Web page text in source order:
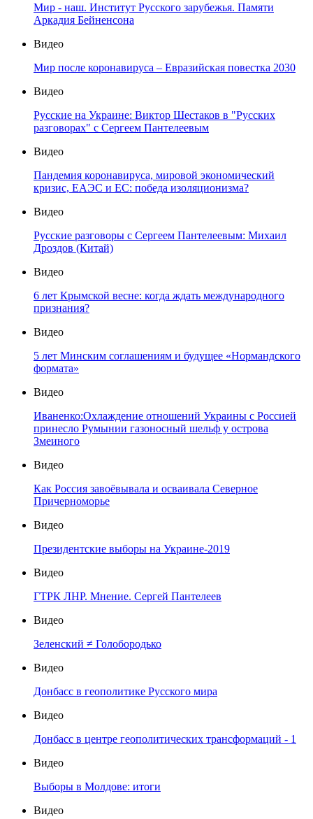
Мир - наш. Институт Русского зарубежья. Памяти
Аркадия Бейненсона
Видео
Мир после коронавируса – Евразийская повестка 2030
Видео
Русские на Украине: Виктор Шестаков в "Русских
разговорах" с Сергеем Пантелеевым
Видео
Пандемия коронавируса, мировой экономический
кризис, ЕАЭС и ЕС: победа изоляционизма?
Видео
Русские разговоры с Сергеем Пантелеевым: Михаил
Дроздов (Китай)
Видео
6 лет Крымской весне: когда ждать международного
признания?
Видео
5 лет Минским соглашениям и будущее «Нормандского
формата»
Видео
Иваненко:Охлаждение отношений Украины с Россией
принесло Румынии газоносный шельф у острова
Змеиного
Видео
Как Россия завоёвывала и осваивала Северное
Причерноморье
Видео
Президентские выборы на Украине-2019
Видео
ГТРК ЛНР. Мнение. Сергей Пантелеев
Видео
Зеленский ≠ Голобородько
Видео
Донбасс в геополитике Русского мира
Видео
Донбасс в центре геополитических трансформаций - 1
Видео
Выборы в Молдове: итоги
Видео